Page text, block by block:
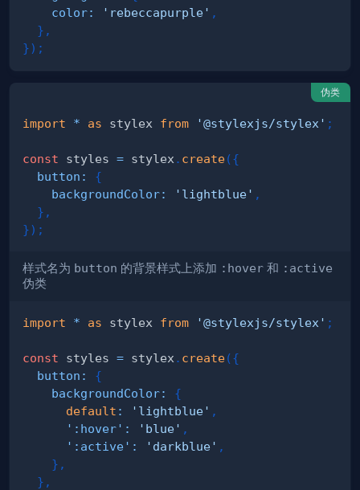
color: 'rebeccapurple' ,
} ,
}) ;
伪类
import * as stylex from '@stylexjs/stylex' ;
const styles = stylex . create({
button :
{
backgroundColor: 'lightblue' ,
} ,
}) ;
样式名为 button 的背景样式上添加 :hover 和 :active
伪类
import * as stylex from '@stylexjs/stylex' ;
const styles = stylex . create({
button :
{
backgroundColor:
{
default : 'lightblue' ,
':hover' : 'blue' ,
':active' : 'darkblue' ,
} ,
} ,